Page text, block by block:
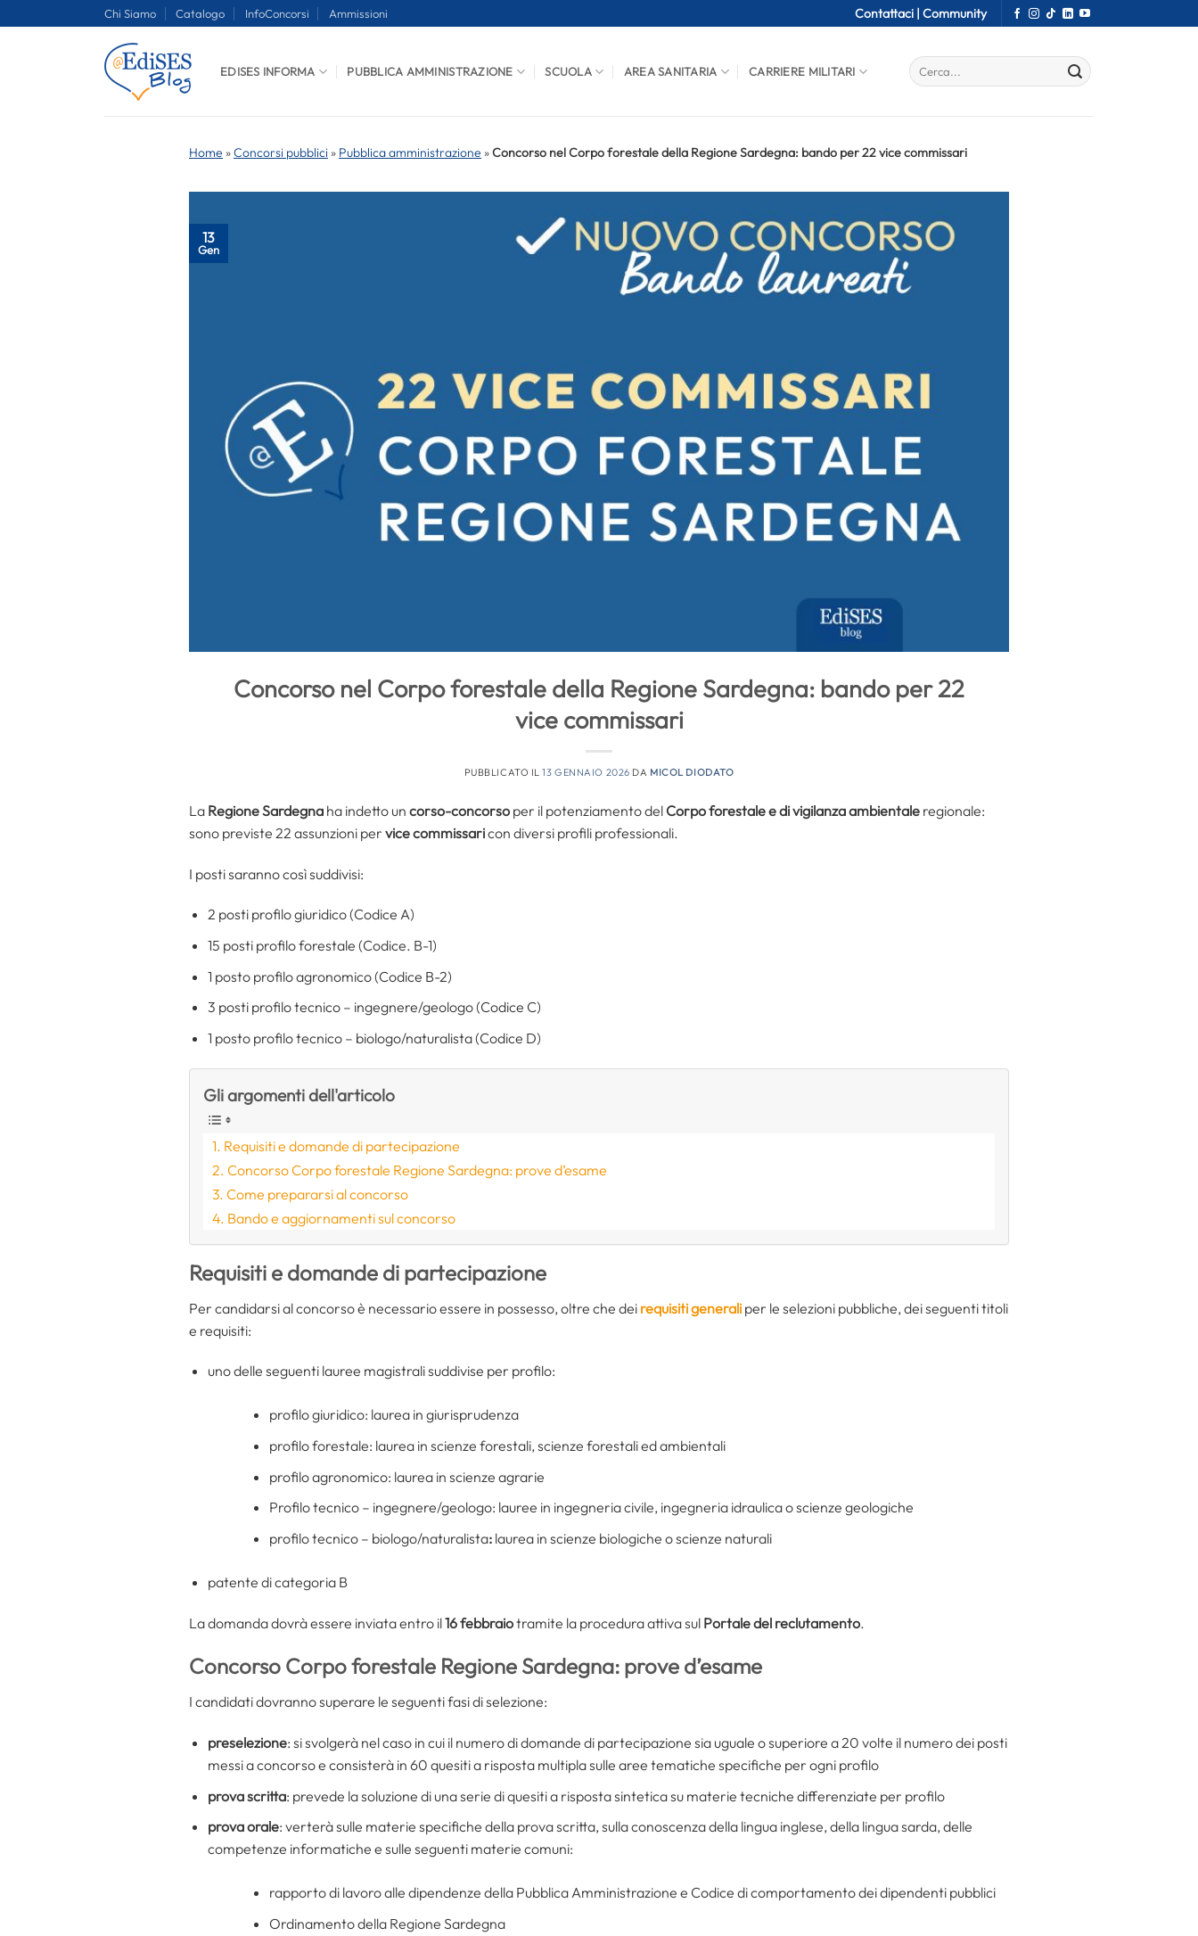
Chi Siamo Catalogo InfoConcorsi Ammissioni Contattaci | Community
EDISES INFORMA PUBBLICA AMMINISTRAZIONE SCUOLA AREA SANITARIA CARRIERE MILITARI
Home »Concorsi pubblici » Pubblica amministrazione »Concorso nel Corpo forestale della Regione Sardegna: bando per 22 vice commissari
13
Gen
Concorso nel Corpo forestale della Regione Sardegna: bando per 22
vice commissari
PUBBLICATO IL13 GENNAIO 2026 DA MICOL DIODATO
La Regione Sardegna ha indetto un corso-concorso per il potenziamento del Corpo forestale e di vigilanza ambientale regionale:
sono previste 22 assunzioni per vice commissaricon diversi profili professionali.
I posti saranno così suddivisi:
2 posti profilo giuridico (Codice A)
15 posti profilo forestale (Codice. B-1)
1 posto profilo agronomico (Codice B-2)
3 posti profilo tecnico – ingegnere/geologo (Codice C)
1 posto profilo tecnico – biologo/naturalista (Codice D)
Gli argomenti dell'articolo
Requisiti e domande di partecipazione
Concorso Corpo forestale Regione Sardegna: prove d’esame
Come prepararsi al concorso
Bando e aggiornamenti sul concorso
Requisiti e domande di partecipazione
Per candidarsi al concorso è necessario essere in possesso, oltre che dei requisiti generali per le selezioni pubbliche, dei seguenti titoli
e requisiti:
uno delle seguenti lauree magistrali suddivise per profilo:
profilo giuridico: laurea in giurisprudenza
profilo forestale: laurea in scienze forestali, scienze forestali ed ambientali
profilo agronomico: laurea in scienze agrarie
Profilo tecnico – ingegnere/geologo: lauree in ingegneria civile, ingegneria idraulica o scienze geologiche
profilo tecnico – biologo/naturalista:laurea in scienze biologiche o scienze naturali
patente di categoria B
La domanda dovrà essere inviata entro il16 febbraiotramite la procedura attiva sul Portale del reclutamento.
Concorso Corpo forestale Regione Sardegna: prove d’esame
I candidati dovranno superare le seguenti fasi di selezione:
preselezione: si svolgerà nel caso in cui il numero di domande di partecipazione sia uguale o superiore a 20 volte il numero dei posti
messi a concorso e consisterà in 60 quesiti a risposta multipla sulle aree tematiche specifiche per ogni profilo
prova scritta: prevede la soluzione di una serie di quesiti a risposta sintetica su materie tecniche differenziate per profilo
prova orale: verterà sulle materie specifiche della prova scritta, sulla conoscenza della lingua inglese, della lingua sarda, delle
competenze informatiche e sulle seguenti materie comuni:
rapporto di lavoro alle dipendenze della Pubblica Amministrazione e Codice di comportamento dei dipendenti pubblici
Ordinamento della Regione Sardegna